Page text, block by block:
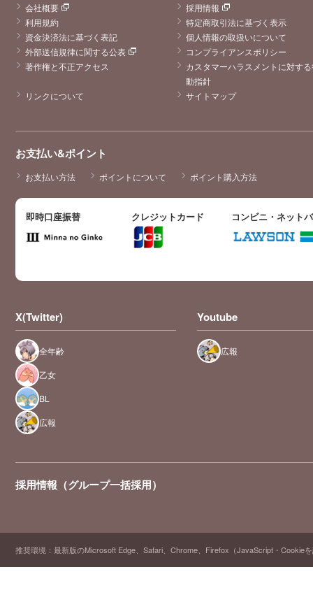
会社概要
採用情報
利用規約
特定商取引法に基づく表示
資金決済法に基づく表記
個人情報の取扱いについて
外部送信規律に関する公表
コンプライアンスポリシー
著作権と不正アクセス
カスタマーハラスメントに対す
動指針
リンクについて
サイトマップ
お支払い&ポイント
お支払い方法 ポイントについて ポイント購入方法
即時口座振替 クレジットカード コンビニ・ネット
X(Twitter)
全年齢
乙女
BL
広報
Youtube
広報
採用情報（グループ一括採用）
推奨環境：最新版のMicrosoft Edge、Safari、Chrome、Firefox（JavaScript・Cookie